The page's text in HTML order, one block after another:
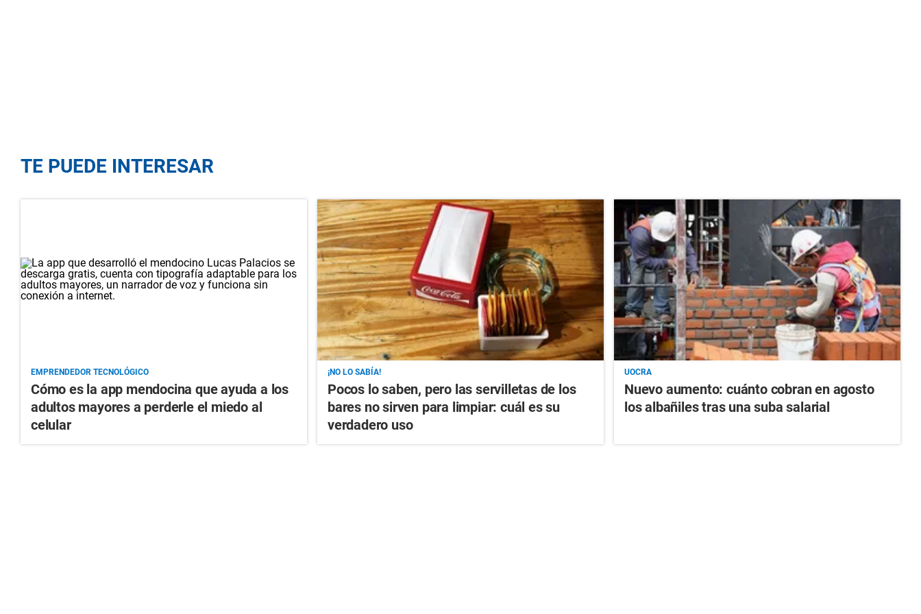
TE PUEDE INTERESAR
EMPRENDEDOR TECNOLÓGICO
Cómo es la app mendocina que ayuda a los
adultos mayores a perderle el miedo al
celular
¡NO LO SABÍA!
Pocos lo saben, pero las servilletas de los
bares no sirven para limpiar: cuál es su
verdadero uso
UOCRA
Nuevo aumento: cuánto cobran en agosto
los albañiles tras una suba salarial